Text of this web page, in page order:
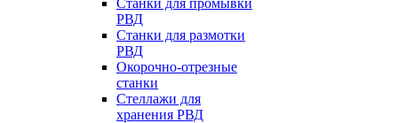
Станки для промывки
РВД
Станки для размотки
РВД
Окорочно-отрезные
станки
Стеллажи для
хранения РВД